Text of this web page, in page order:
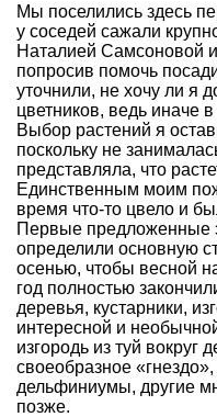
Мы поселились здесь
у соседей сажали
Наталией Самсоновой
попросив помочь
уточнили, не хочу ли я
цветников, ведь иначе
Выбор растений я
поскольку не
представляла, что
Единственным моим
время что-то цвело и
Первые предложенные
определили основную
осенью, чтобы весной
год полностью
деревья, кустарники,
интересной и
изгородь из туй вокруг
своеобразное
дельфиниумы, другие
позже.